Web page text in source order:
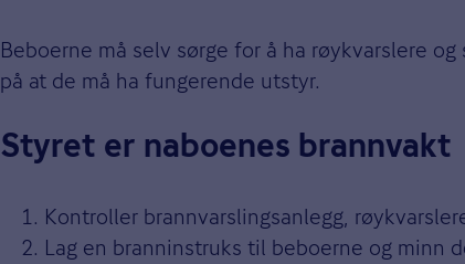
Beboerne må selv sørge for å ha røykvarslere
på at de må ha fungerende utstyr.
Styret er naboenes brannvakt
Kontroller brannvarslingsanlegg,
Lag en branninstruks til beboerne og minn